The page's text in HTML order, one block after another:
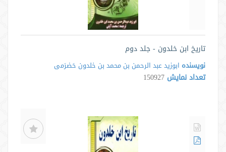
تاریخ ابن خلدون - جلد دوم
نویسنده ابوزید عبد الرحمن بن محمد بن خلدون حَضرَمی
تعداد نمایش 150927